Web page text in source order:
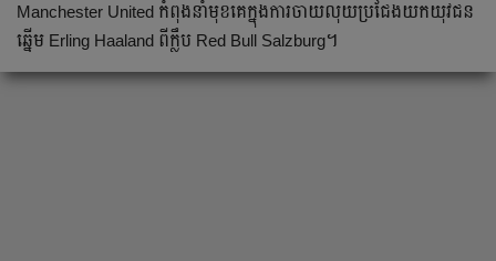
Manchester United កំពុង​នាំ​មុខ​គេ​ក្នុង​ការ​ចាយ​លុយ​ប្រជែង​យក​យុវជន​
ឆ្នើម​ Erling Haaland ពី​ក្លឹប​ Red Bull Salzburg។